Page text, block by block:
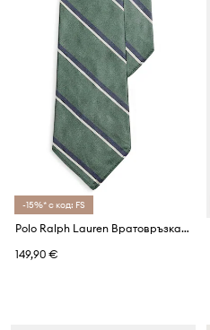
-15%* с код: FS
Polo Ralph Lauren Вратовръзка мъжка с коприна
149,90 €